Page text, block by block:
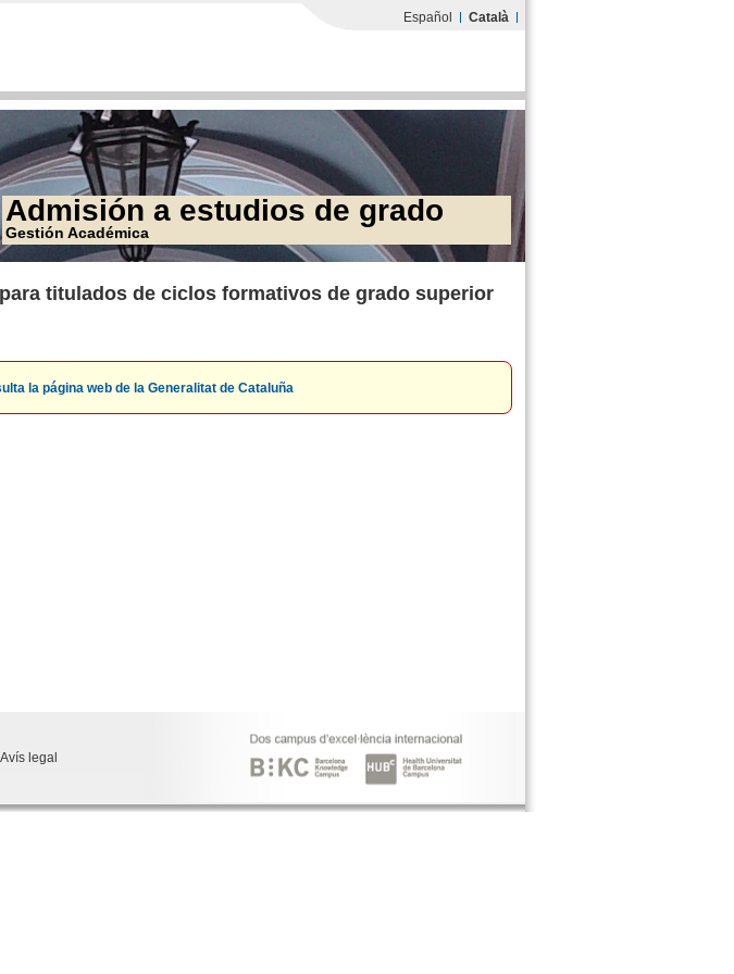
Español Català
Admisión a estudios de grado
Gestión Académica
titulados de ciclos formativos de grado superior
la página web de la Generalitat de Cataluña
Avís legal